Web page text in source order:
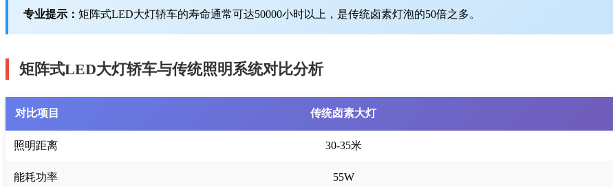
专业提示： 矩阵式LED大灯轿车的寿命通常可达50000小时以上，是传统卤素灯泡的50倍之多。
矩阵式LED大灯轿车与传统照明系统对比分析
对比项目 传统卤素大灯
照明距离 30-35米
能耗功率 55W